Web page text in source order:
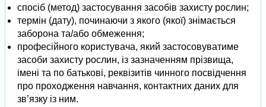
спосіб (метод) застосування засобів захисту рослин;
термін (дату), починаючи з якого (якої) знімається
заборона та/або обмеження;
професійного користувача, який застосовуватиме
засоби захисту рослин, із зазначенням прізвища,
імені та по батькові, реквізитів чинного посвідчення
про проходження навчання, контактних даних для
зв’язку із ним.